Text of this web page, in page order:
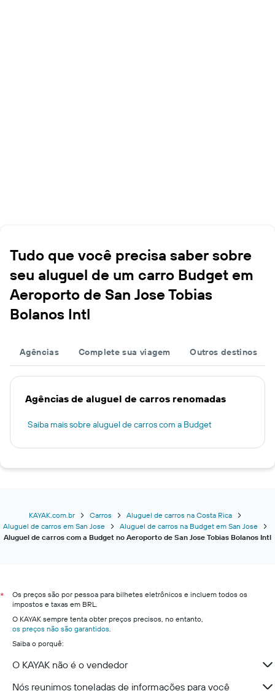
Tudo que você precisa saber sobre
seu aluguel de um carro Budget em
Aeroporto de San Jose Tobias
Bolanos Intl
Agências Complete sua viagem Outros destinos
Agências de aluguel de carros renomadas
Saiba mais sobre aluguel de carros com a Budget
KAYAK.com.br Carros
Aluguel de carros na Costa Rica
Aluguel de carros em San Jose
Aluguel de carros na Budget em San Jose
Aluguel de carros com a Budget no Aeroporto de San Jose Tobias Bolanos Intl
*
Os preços são por pessoa para bilhetes eletrônicos e incluem todos os
impostos e taxas em BRL.
O KAYAK sempre tenta obter preços precisos, no entanto,
os preços não são garantidos
Saiba o porquê:
O KAYAK não é o vendedor
Nós reunimos toneladas de informações para você